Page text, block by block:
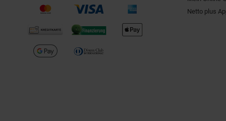
Netto plus